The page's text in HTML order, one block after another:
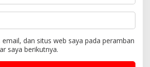
dan situs web saya pada peramban
saya berikutnya.